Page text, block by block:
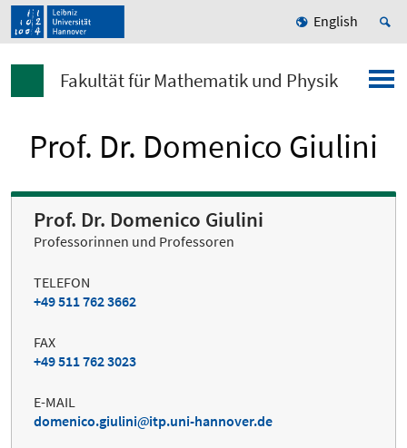
English
Fakultät für Mathematik und Physik
Prof. Dr. Domenico Giulini
Prof. Dr. Domenico Giulini
Professorinnen und Professoren
TELEFON
+49 511 762 3662
FAX
+49 511 762 3023
E-MAIL
domenico.giulini
itp.uni-hannover.de